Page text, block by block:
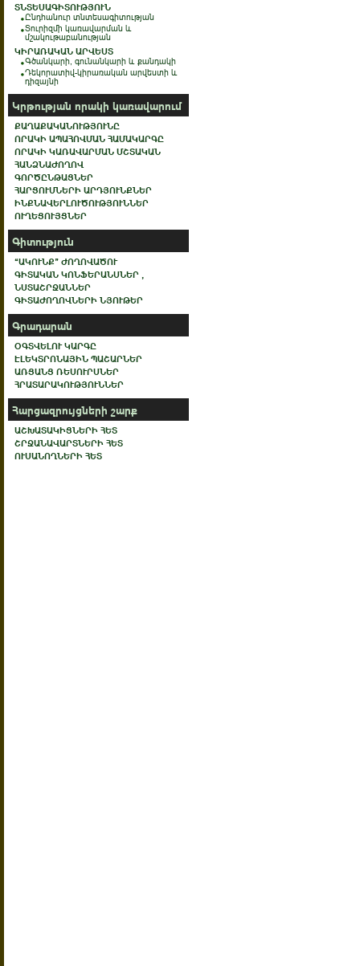
ՏՆՏԵՍԱԳԻՏՈՒԹՅՈՒՆ
Ընդհանուր տնտեսագիտության
Տուրիզմի կառավարման և
մշակութաբանության
ԿԻՐԱՌԱԿԱՆ ԱՐՎԵՍՏ
Գծանկարի, գունանկարի և քանդակի
Դեկորատիվ-կիրառական արվեստի և
դիզայնի
Կրթության որակի կառավարում
ՔԱՂԱՔԱԿԱՆՈՒԹՅՈՒՆԸ
ՈՐԱԿԻ ԱՊԱՀՈՎՄԱՆ ՀԱՄԱԿԱՐԳԸ
ՈՐԱԿԻ ԿԱՌԱՎԱՐՄԱՆ ՄՇՏԱԿԱՆ
ՀԱՆՁՆԱԺՈՂՈՎ
ԳՈՐԾԸՆԹԱՑՆԵՐ
ՀԱՐՑՈՒՄՆԵՐԻ ԱՐԴՅՈՒՆՔՆԵՐ
ԻՆՔՆԱՎԵՐԼՈՒԾՈՒԹՅՈՒՆՆԵՐ
ՈՒՂԵՑՈՒՅՑՆԵՐ
Գիտություն
“ԱԿՈՒՆՔ” ԺՈՂՈՎԱԾՈՒ
ԳԻՏԱԿԱՆ ԿՈՆՖԵՐԱՆՍՆԵՐ ,
ՆՍՏԱՇՐՋԱՆՆԵՐ
ԳԻՏԱԺՈՂՈՎՆԵՐԻ ՆՅՈՒԹԵՐ
Գրադարան
ՕԳՏՎԵԼՈՒ ԿԱՐԳԸ
ԷԼԵԿՏՐՈՆԱՅԻՆ ՊԱՇԱՐՆԵՐ
ԱՌՑԱՆՑ ՌԵՍՈՒՐՍՆԵՐ
ՀՐԱՏԱՐԱԿՈՒԹՅՈՒՆՆԵՐ
Հարցազրույցների շարք
ԱՇԽԱՏԱԿԻՑՆԵՐԻ ՀԵՏ
ՇՐՋԱՆԱՎԱՐՏՆԵՐԻ ՀԵՏ
ՈՒՍԱՆՈՂՆԵՐԻ ՀԵՏ